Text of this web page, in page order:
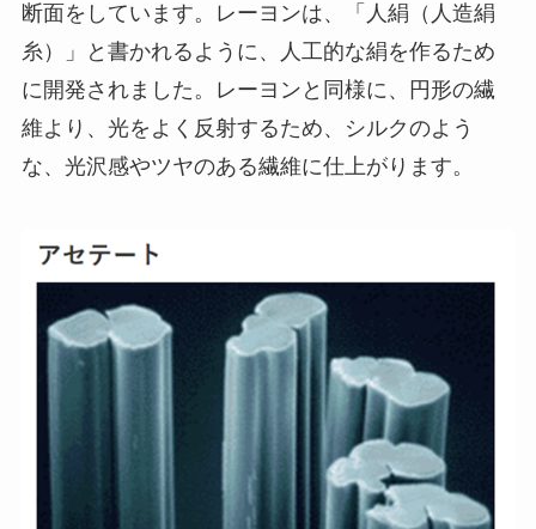
断面をしています。レーヨンは、「人絹（人造絹
糸）」と書かれるように、人工的な絹を作るため
に開発されました。レーヨンと同様に、円形の繊
維より、光をよく反射するため、シルクのよう
な、光沢感やツヤのある繊維に仕上がります。